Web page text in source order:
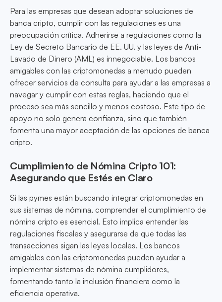
Para las empresas que desean adoptar soluciones de
banca cripto, cumplir con las regulaciones es una
preocupación crítica. Adherirse a regulaciones como la
Ley de Secreto Bancario de EE. UU. y las leyes de Anti-
Lavado de Dinero (AML) es innegociable. Los bancos
amigables con las criptomonedas a menudo pueden
ofrecer servicios de consulta para ayudar a las empresas a
navegar y cumplir con estas reglas, haciendo que el
proceso sea más sencillo y menos costoso. Este tipo de
apoyo no solo genera confianza, sino que también
fomenta una mayor aceptación de las opciones de banca
cripto.
Cumplimiento de Nómina Cripto 101:
Asegurando que Estés en Claro
Si las pymes están buscando integrar criptomonedas en
sus sistemas de nómina, comprender el cumplimiento de
nómina cripto es esencial. Esto implica entender las
regulaciones fiscales y asegurarse de que todas las
transacciones sigan las leyes locales. Los bancos
amigables con las criptomonedas pueden ayudar a
implementar sistemas de nómina cumplidores,
fomentando tanto la inclusión financiera como la
eficiencia operativa.